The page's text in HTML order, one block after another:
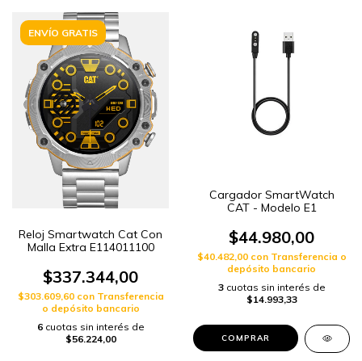
ENVÍO GRATIS
Reloj Smartwatch Cat Con
Malla Extra E114011100
$337.344,00
$303.609,60 con Transferencia
o depósito bancario
6 cuotas sin interés de
$56.224,00
Cargador SmartWatch
CAT - Modelo E1
$44.980,00
$40.482,00 con Transferencia o
depósito bancario
3 cuotas sin interés de
$14.993,33